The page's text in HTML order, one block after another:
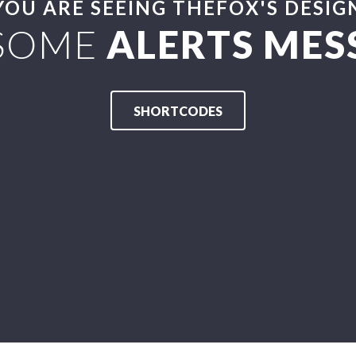
ARE SEEING THEFOX'S
ALERTS
SHORTCODES